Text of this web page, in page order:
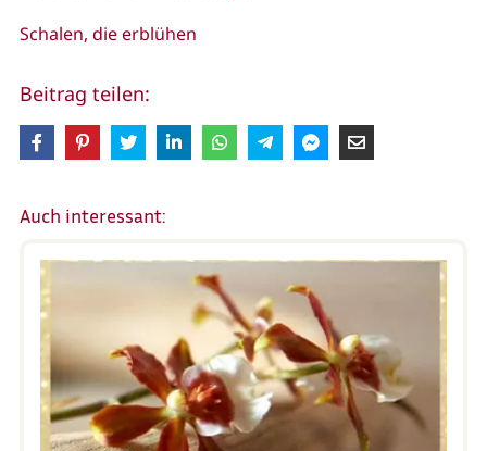
Schalen, die erblühen
Beitrag teilen:
Auch interessant: